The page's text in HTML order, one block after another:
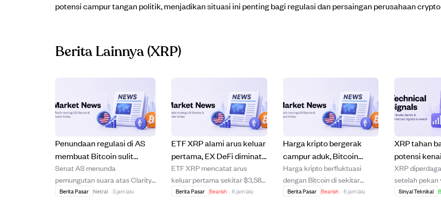
potensi campur tangan politik, menjadikan situasi ini penting bagi regulasi dan persaingan perusahaan
Berita Lainnya(XRP)
Penundaan regulasi di AS
membuat Bitcoin sulit
tembus $66.000 di tengah
ketidakpastian
makroekonomi.
Senat AS menunda
pemungutan suara atas Clarity
Act hingga 14 September
Berita Pasar Netral · 5 jam lalu
ETF XRP alami arus keluar
pertama, EX DeFi diminati
untuk hasil stabil.
ETF XRP mencatat arus
keluar pertama sekitar $3,58
juta, mencerminkan kehati-
Berita Pasar Bearish · 6 jam lalu
Harga kripto bergerak
campur aduk, Bitcoin
sekitar $64.600, token
OKB dan KAU catat
kenaikan signifikan.
Harga kripto berfluktuasi
dengan Bitcoin di sekitar
$64.622 dan Ethereum stabil
Berita Pasar Bearish · 6 jam lalu
XRP tahan
potensi
setelah
kunci dan
bursa
XRP
setelah pekan
bergejolak,
Sinyal Teknikal